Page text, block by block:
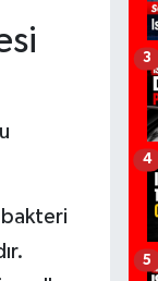
bakteri
3
4
5